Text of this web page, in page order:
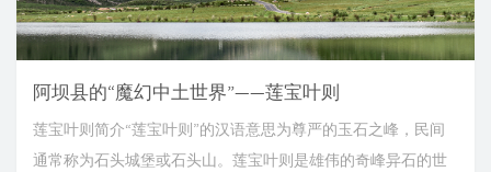
阿坝县的“魔幻中土世界”——莲宝叶则
莲宝叶则简介“莲宝叶则”的汉语意思为尊严的玉石之峰，民间
通常称为石头城堡或石头山。莲宝叶则是雄伟的奇峰异石的世